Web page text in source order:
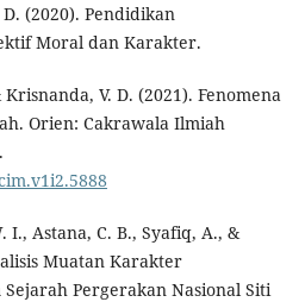
(2020). Pendidikan
Moral dan Karakter.
V. D. (2021). Fenomena
Orien: Cakrawala Ilmiah
Astana, C. B., Syafiq, A., &
Muatan Karakter
Pergerakan Nasional Siti